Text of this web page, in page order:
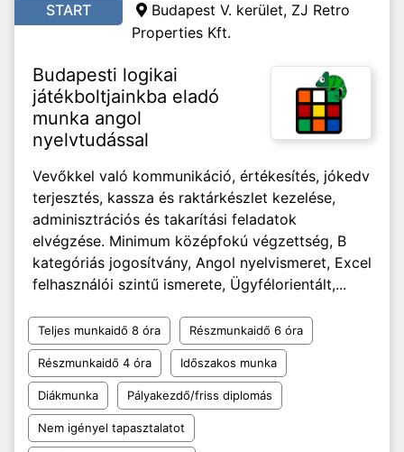
START
Budapest V. kerület, ZJ Retro
Properties Kft.
Budapesti logikai
játékboltjainkba eladó
munka angol
nyelvtudással
Vevőkkel való kommunikáció, értékesítés, jókedv
terjesztés, kassza és raktárkészlet kezelése,
adminisztrációs és takarítási feladatok
elvégzése. Minimum középfokú végzettség, B
kategóriás jogosítvány, Angol nyelvismeret, Excel
felhasználói szintű ismerete, Ügyfélorientált,...
Teljes munkaidő 8 óra Részmunkaidő 6 óra
Részmunkaidő 4 óra Időszakos munka
Diákmunka Pályakezdő/friss diplomás
Nem igényel tapasztalatot